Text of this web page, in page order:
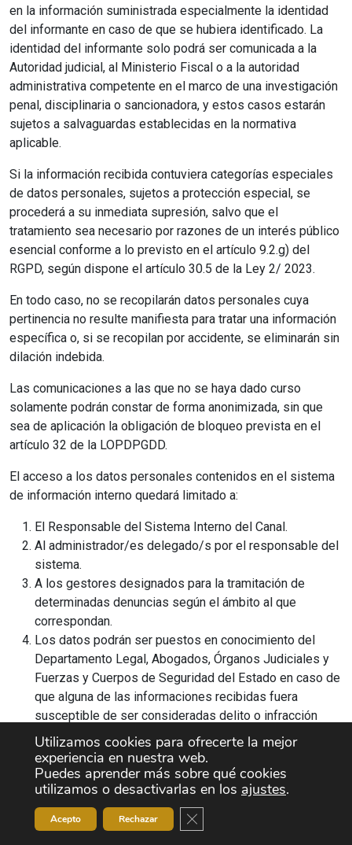
en la información suministrada especialmente la identidad
del informante en caso de que se hubiera identificado. La
identidad del informante solo podrá ser comunicada a la
Autoridad judicial, al Ministerio Fiscal o a la autoridad
administrativa competente en el marco de una investigación
penal, disciplinaria o sancionadora, y estos casos estarán
sujetos a salvaguardas establecidas en la normativa
aplicable.
Si la información recibida contuviera categorías especiales
de datos personales, sujetos a protección especial, se
procederá a su inmediata supresión, salvo que el
tratamiento sea necesario por razones de un interés público
esencial conforme a lo previsto en el artículo 9.2.g) del
RGPD, según dispone el artículo 30.5 de la Ley 2/ 2023.
En todo caso, no se recopilarán datos personales cuya
pertinencia no resulte manifiesta para tratar una información
específica o, si se recopilan por accidente, se eliminarán sin
dilación indebida.
Las comunicaciones a las que no se haya dado curso
solamente podrán constar de forma anonimizada, sin que
sea de aplicación la obligación de bloqueo prevista en el
artículo 32 de la LOPDPGDD.
El acceso a los datos personales contenidos en el sistema
de información interno quedará limitado a:
El Responsable del Sistema Interno del Canal.
Al administrador/es delegado/s por el responsable del
sistema.
A los gestores designados para la tramitación de
determinadas denuncias según el ámbito al que
correspondan.
Los datos podrán ser puestos en conocimiento del
Departamento Legal, Abogados, Órganos Judiciales y
Fuerzas y Cuerpos de Seguridad del Estado en caso de
que alguna de las informaciones recibidas fuera
susceptible de ser consideradas delito o infracción
legal de algún tipo.
Base legal del tratamiento:El tratamiento de datos
personales, en los supuestos de comunicación internos, se
entenderá lícito en virtud de lo que disponen los artículos
6.1.c) del Reglamento (UE) 2016/679 del Parlamento
Utilizamos cookies para ofrecerte la mejor
experiencia en nuestra web.
Puedes aprender más sobre qué cookies
utilizamos o desactivarlas en los ajustes.
Acepto Rechazar Cerrar el banner de cookies